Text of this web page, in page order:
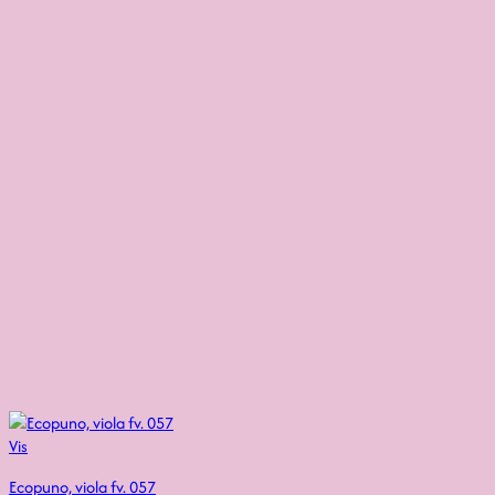
Vis
Ecopuno, viola fv. 057